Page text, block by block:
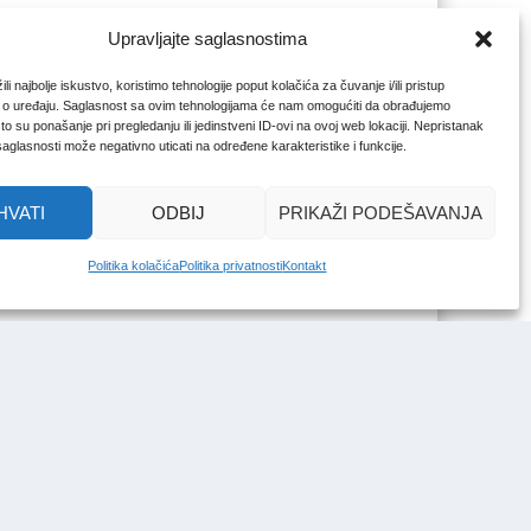
Upravljajte saglasnostima
najbolje iskustvo, koristimo tehnologije poput kolačića za čuvanje i/ili pristup
uređaju. Saglasnost sa ovim tehnologijama će nam omogućiti da obrađujemo
su ponašanje pri pregledanju ili jedinstveni ID-ovi na ovoj web lokaciji. Nepristanak
može negativno uticati na određene karakteristike i funkcije.
ODBIJ PRIKAŽI PODEŠAVANJA
Politika kolačićaPolitika privatnostiKontakt